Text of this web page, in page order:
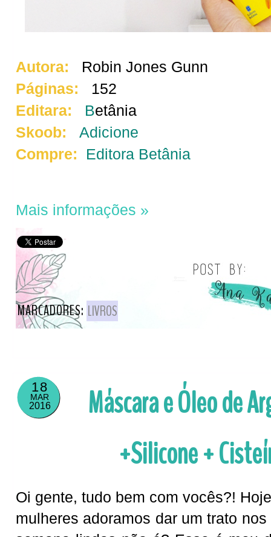
Autora:
Robin Jones Gunn
Páginas:
152
Editara:
Betânia
Skoob:
Adicione
Compre:
Editora Betânia
Mais informações »
MARCADORES: LIVROS
18
MAR
2016
Máscara e Óleo de
+Silicone +
Oi gente, tudo bem com vocês?!
mulheres adoramos dar um trato